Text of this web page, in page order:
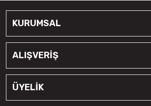
KURUMSAL
ALIŞVERİŞ
ÜYELİK